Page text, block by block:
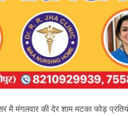
में मंगलवार की देर शाम मटका फोड़